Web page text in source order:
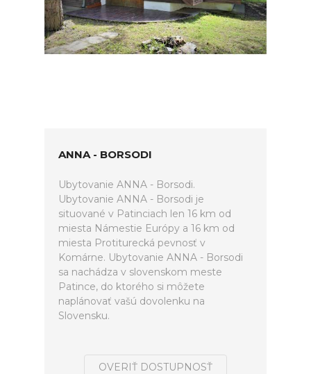
ANNA - BORSODI
Ubytovanie ANNA - Borsodi.
Ubytovanie ANNA - Borsodi je
situované v Patinciach len 16 km od
miesta Námestie Európy a 16 km od
miesta Protiturecká pevnosť v
Komárne. Ubytovanie ANNA - Borsodi
sa nachádza v slovenskom meste
Patince, do ktorého si môžete
naplánovať vašú dovolenku na
Slovensku.
OVERIŤ DOSTUPNOSŤ